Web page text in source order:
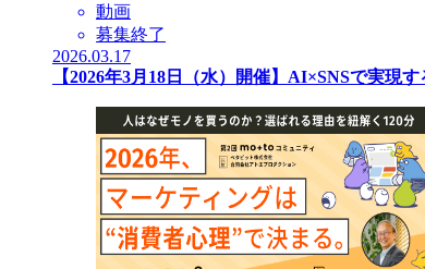
動画
募集終了
2026.03.17
【2026年3月18日（水）開催】AI×SNSで実現